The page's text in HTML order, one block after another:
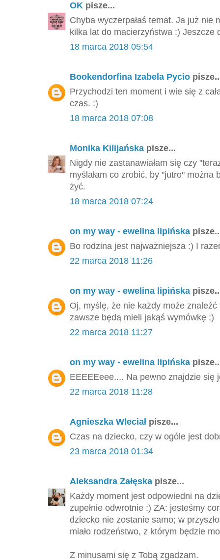
OK pisze...
Chyba wyczerpałaś temat. Ja już nie
kilka lat do macierzyństwa :) Jeszcze
18 marca 2018 05:54
Bookendorfina Izabela Pycio
Przychodzi ten moment i wie się z
czas. :)
18 marca 2018 07:08
Monika Kilijańska pisze...
Nigdy nie zastanawiałam się czy
myślałam co zrobić, by "jutro" można
żyć.
18 marca 2018 07:24
on my way - ewelina lipińska
Bo rodzina jest najważniejsza :) I
22 marca 2018 11:26
on my way - ewelina lipińska
Oj, myślę, że nie każdy może
zawsze będą mieli jakąś wymówkę ;)
22 marca 2018 11:27
on my way - ewelina lipińska
EEEEEeee.... Na pewno znajdzie się
22 marca 2018 11:28
Agnieszka Wleciał pisze...
Czas na dziecko, czy w ogóle jest
23 marca 2018 01:34
Aleksandra Załęska pisze...
Każdy moment jest odpowiedni na
zupełnie odwrotnie :) ZA: jesteśmy
dziecko nie zostanie samo; w
miało rodzeństwo, z którym będzie
Z minusami się z Tobą zgadzam.